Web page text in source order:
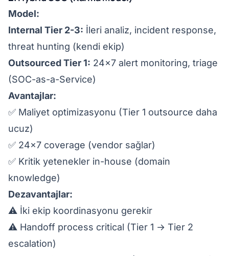
Model:
Internal Tier 2-3: İleri analiz, incident response,
threat hunting (kendi ekip)
Outsourced Tier 1: 24x7 alert monitoring, triage
(SOC-as-a-Service)
Avantajlar:
✅ Maliyet optimizasyonu (Tier 1 outsource daha
ucuz)
✅ 24x7 coverage (vendor sağlar)
✅ Kritik yetenekler in-house (domain
knowledge)
Dezavantajlar:
⚠️ İki ekip koordinasyonu gerekir
⚠️ Handoff process critical (Tier 1 → Tier 2
escalation)